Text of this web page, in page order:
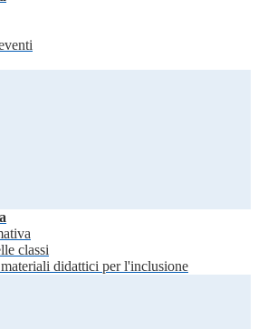
classi
didattici per l'inclusione